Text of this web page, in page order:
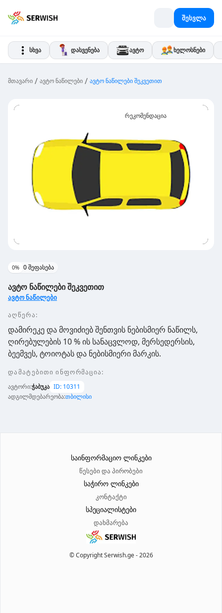
შესვლა
სხვა დასვენება ავტო ხელოსნები
მთავარი / ავტო ნაწილები / ავტო ნაწილები შეკვეთით
რეკომენდაცია
0% 0შეფასება
ავტო ნაწილები შეკვეთით
ავტო ნაწილები
აღწერა:
დამირეკე და მოვიძიებ შენთვის ნებისმიერ ნაწილს,
ღირებულების 10 % ის სანაცვლოდ, მერსედერსის,
ბეემვეს, ტოიოტას და ნებისმიერი მარკის.
დამატებითი ინფორმაცია:
ავტორი:ჭაბუკა ID: 10311
ადგილმდებარეობა:თბილისი
© Copyright Serwish.ge -2026
საინფორმაციო ლინკები
წესები და პირობები
საჭირო ლინკები
კონტაქტი
სპეციალისტები
დახმარება